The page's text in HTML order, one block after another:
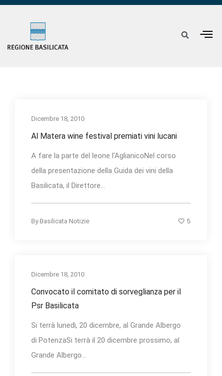
Dicembre 18, 2010
Al Matera wine festival premiati vini lucani
A fare la parte del leone l'AglianicoNel corso
della presentazione della Guida dei vini della
Basilicata, il Direttore...
By Basilicata Notizie 5
Dicembre 18, 2010
Convocato il comitato di sorveglianza per il
Psr Basilicata
Si terrà lunedì, 20 dicembre, al Grande Albergo
di PotenzaSi terrà il 20 dicembre prossimo, al
Grande Albergo...